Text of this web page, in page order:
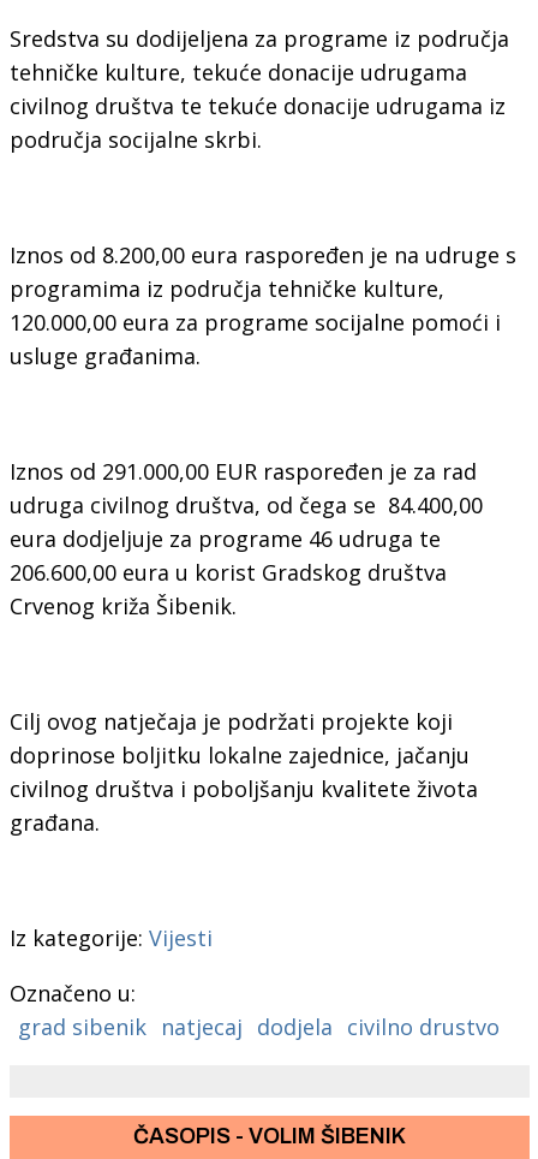
Sredstva su dodijeljena za programe iz područja
tehničke kulture, tekuće donacije udrugama
civilnog društva te tekuće donacije udrugama iz
područja socijalne skrbi.
Iznos od 8.200,00 eura raspoređen je na udruge s
programima iz područja tehničke kulture,
120.000,00 eura za programe socijalne pomoći i
usluge građanima.
Iznos od 291.000,00 EUR raspoređen je za rad
udruga civilnog društva, od čega se 84.400,00
eura dodjeljuje za programe 46 udruga te
206.600,00 eura u korist Gradskog društva
Crvenog križa Šibenik.
Cilj ovog natječaja je podržati projekte koji
doprinose boljitku lokalne zajednice, jačanju
civilnog društva i poboljšanju kvalitete života
građana.
Iz kategorije: Vijesti
Označeno u:
grad sibenik natjecaj dodjela civilno drustvo
ČASOPIS - VOLIM ŠIBENIK